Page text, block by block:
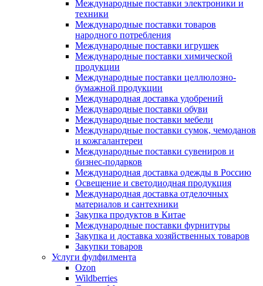
Международные поставки электроники и
техники
Международные поставки товаров
народного потребления
Международные поставки игрушек
Международные поставки химической
продукции
Международные поставки целлюлозно-
бумажной продукции
Международная доставка удобрений
Международные поставки обуви
Международные поставки мебели
Международные поставки сумок, чемоданов
и кожгалантереи
Международные поставки сувениров и
бизнес-подарков
Международная доставка одежды в Россию
Освещение и светодиодная продукция
Международная доставка отделочных
материалов и сантехники
Закупка продуктов в Китае
Международные поставки фурнитуры
Закупка и доставка хозяйственных товаров
Закупки товаров
Услуги фулфилмента
Ozon
Wildberries